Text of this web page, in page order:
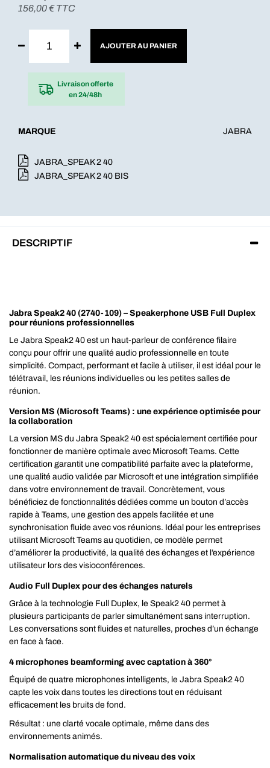
156,00€ TTC
AJOUTER AU PANIER
Livraison offerte
en 24/48h
MARQUE JABRA
JABRA_SPEAK 2 40
JABRA_SPEAK 2 40 BIS
DESCRIPTIF
Jabra Speak2 40 (2740-109) – Speakerphone USB Full Duplex
pour réunions professionnelles
Le Jabra Speak2 40 est un haut-parleur de conférence filaire
conçu pour offrir une qualité audio professionnelle en toute
simplicité. Compact, performant et facile à utiliser, il est idéal pour le
télétravail, les réunions individuelles ou les petites salles de
réunion.
Version MS (Microsoft Teams) : une expérience optimisée pour
la collaboration
La version MS du Jabra Speak2 40 est spécialement certifiée pour
fonctionner de manière optimale avec Microsoft Teams. Cette
certification garantit une compatibilité parfaite avec la plateforme,
une qualité audio validée par Microsoft et une intégration simplifiée
dans votre environnement de travail. Concrètement, vous
bénéficiez de fonctionnalités dédiées comme un bouton d’accès
rapide à Teams, une gestion des appels facilitée et une
synchronisation fluide avec vos réunions. Idéal pour les entreprises
utilisant Microsoft Teams au quotidien, ce modèle permet
d’améliorer la productivité, la qualité des échanges et l’expérience
utilisateur lors des visioconférences.
Audio Full Duplex pour des échanges naturels
Grâce à la technologie Full Duplex, le Speak2 40 permet à
plusieurs participants de parler simultanément sans interruption.
Les conversations sont fluides et naturelles, proches d’un échange
en face à face.
4 microphones beamforming avec captation à 360°
Équipé de quatre microphones intelligents, le Jabra Speak2 40
capte les voix dans toutes les directions tout en réduisant
efficacement les bruits de fond.
Résultat : une clarté vocale optimale, même dans des
environnements animés.
Normalisation automatique du niveau des voix